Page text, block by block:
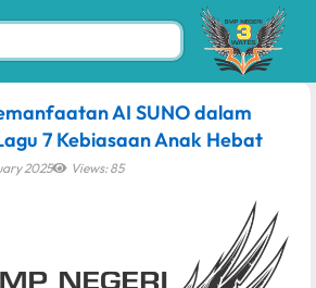
AI SUNO dalam
7 Kebiasaan Anak Hebat
2025 Views: 85